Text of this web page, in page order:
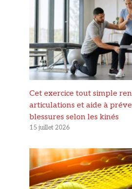
Cet exercice tout simple
articulations et aide à
blessures selon les kinés
15 juillet 2026